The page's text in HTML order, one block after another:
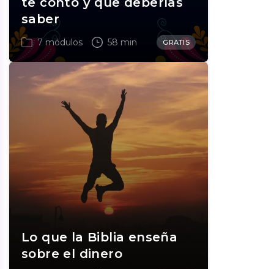
saber
7 módulos 58 min GRATIS
Lo que la Biblia enseña
sobre el dinero